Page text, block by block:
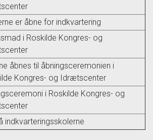
er åbne for indkvartering
i Roskilde Kongres- og
åbnes til åbningsceremonien i
Kongres- og Idrætscenter
i Roskilde Kongres- og
indkvarteringsskolerne